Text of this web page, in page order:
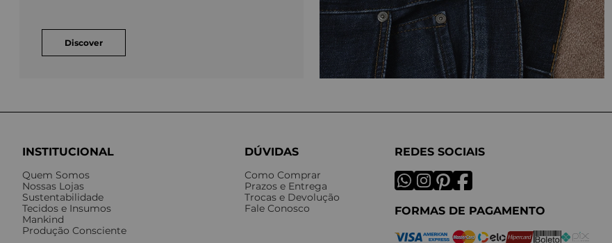
Discover
INSTITUCIONAL
Quem Somos
Nossas Lojas
Sustentabilidade
Tecidos e Insumos
Mankind
Produção Consciente
DÚVIDAS
Como Comprar
Prazos e Entrega
Trocas e Devolução
Fale Conosco
REDES SOCIAIS
FORMAS DE PAGAMENTO